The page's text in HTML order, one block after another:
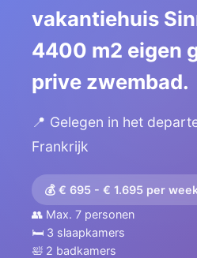
vakantiehuis
4400 m2 eigen
prive zwembad.
📍 Gelegen in het
Frankrijk
💰 € 695 - € 1.695 per
👥 Max. 7 personen
🛏️ 3 slaapkamers
🛀 2 badkamers